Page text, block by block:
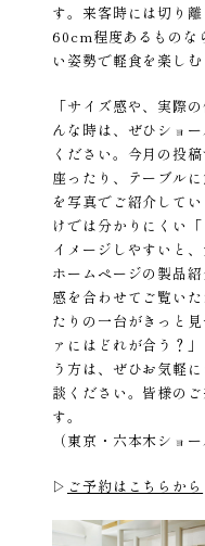
す。来客時には切り
60cm程度あるものな
い姿勢で軽食を楽しむ
「サイズ感や、実際
んな時は、ぜひショ
ください。今月の投
座ったり、テーブル
を写真でご紹介して
けでは分かりにくい
イメージしやすいと
ホームページの製品
感を合わせてご覧い
たりの一台がきっと
ァにはどれが合う？
う方は、ぜひお気軽
談ください。皆様の
す。
（東京・六本木ショ
▷ ご予約はこちらから